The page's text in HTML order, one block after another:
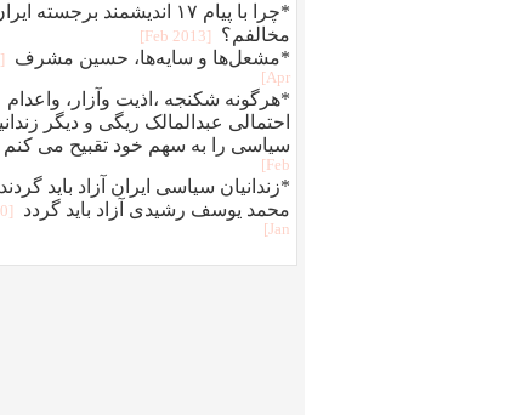
*چرا با پیام ۱۷ اندیشمند برجسته
مخالفم؟
[2013 Feb]
*مشعل‌ها و سایه‌ها، حسین مشرف
Apr]
*هرگونه شکنجه ،اذيت وآزار، واعدام
احتمالی عبدالمالک ريگی و ديگر
سياسی را به سهم خود تقبيح می کنم
Feb]
*زندانیان سیاسی ایران آزاد باید
محمد یوسف رشیدی آزاد باید گردد
Jan]